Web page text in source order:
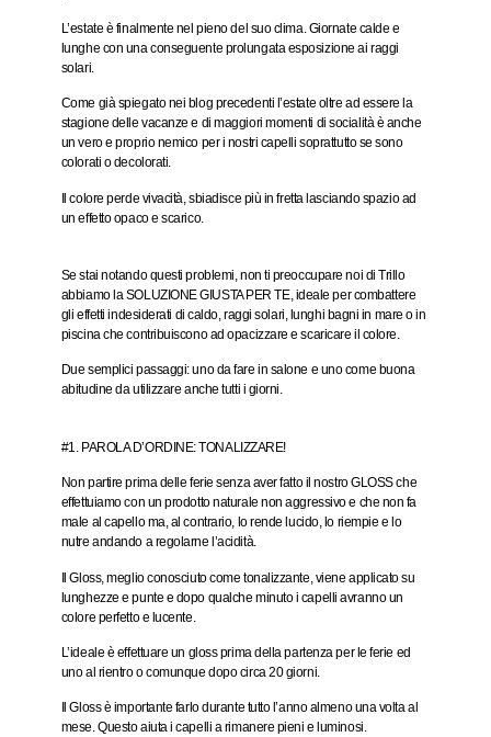
L’estate è finalmente nel pieno del suo clima. Giornate calde e
lunghe con una conseguente prolungata esposizione ai raggi
solari.
Come già spiegato nei blog precedenti l’estate oltre ad essere la
stagione delle vacanze e di maggiori momenti di socialità è anche
un vero e proprio nemico per i nostri capelli soprattutto se sono
colorati o decolorati.
Il colore perde vivacità, sbiadisce più in fretta lasciando spazio ad
un effetto opaco e scarico.
Se stai notando questi problemi,non ti preoccupare noi di Trillo
abbiamo laSOLUZIONE GIUSTA PER TE,ideale per combattere
gli effetti indesiderati di caldo, raggi solari, lunghi bagni in mare o in
piscina che contribuiscono ad opacizzare e scaricare il colore.
Due semplici passaggi: uno da fare in salone e uno come buona
abitudine da utilizzare anche tutti i giorni.
#1. PAROLA D’ORDINE: TONALIZZARE!
Non partire prima delle ferie senza aver fatto il nostro GLOSS che
effettuiamo con un prodotto naturale non aggressivo e che non fa
male al capello ma, al contrario, lo rende lucido, lo riempie e lo
nutre andando a regolarne l’acidità.
Il Gloss, meglio conosciuto come tonalizzante, viene applicato su
lunghezze e punte e dopo qualche minuto i capelli avranno un
colore perfetto e lucente.
L’ideale è effettuare un gloss prima della partenza per le ferie ed
uno al rientro o comunque dopo circa 20 giorni.
Il Gloss è importante farlo durante tutto l’anno almeno una volta al
mese. Questo aiuta i capelli a rimanere pieni e luminosi.